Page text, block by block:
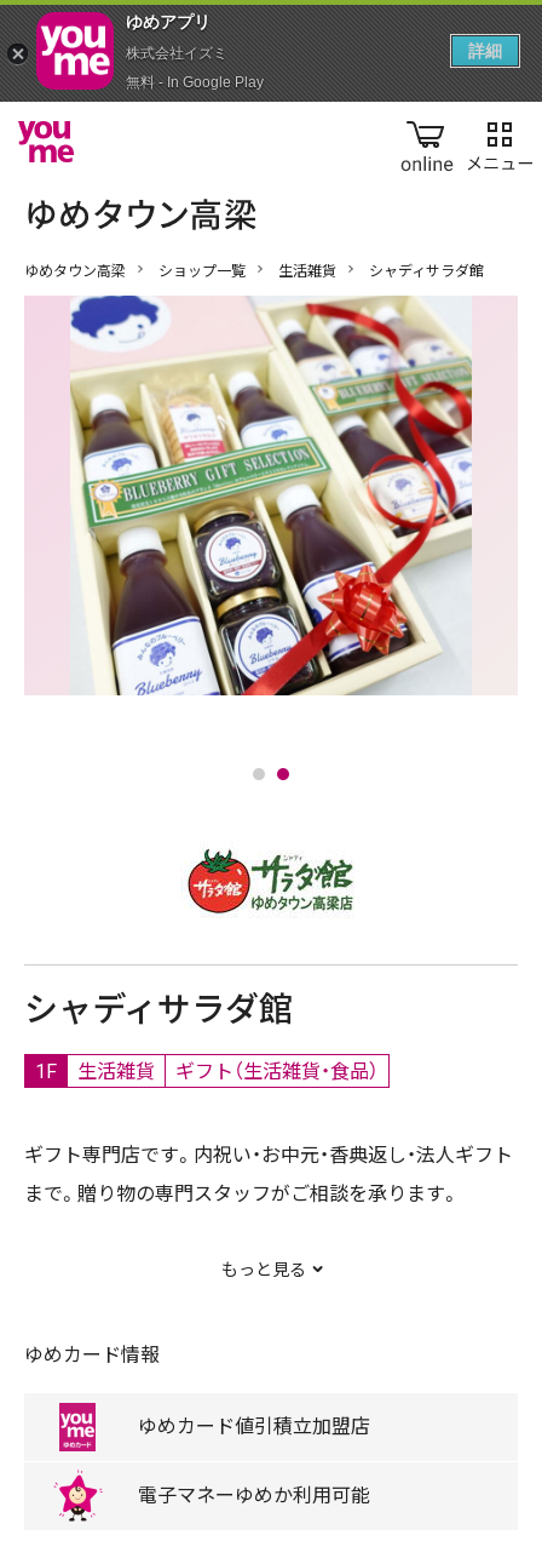
online
ゆめタウン高梁 ショップ一覧 生活雑貨 シャディサラダ館
シャディサラダ館
1F 生活雑貨 ギフト（生活雑貨・食品）
ギフト専門店です。内祝い・お中元・香典返し・法人ギフト
まで。贈り物の専門スタッフがご相談を承ります。
などの贈り物全般
キッズアイテム取扱店
グッズ
もっと見る
ゆめカード情報
ゆめカード値引積立加盟店
電子マネー ゆめか利用可能
ゆめアプ‪リ‬
株式会社イズミ
無料 - In Google Play
詳細